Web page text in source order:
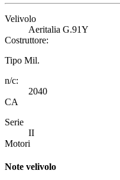
Velivolo
Aeritalia G.91Y
Costruttore:
Tipo Mil.
n/c:
2040
CA
Serie
II
Motori
Note velivolo